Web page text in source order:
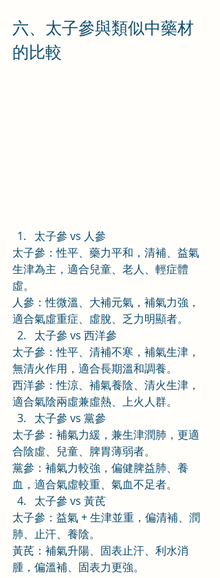
六、太子參與類似中藥材
的比較
太子參 vs 人參
太子參：性平、藥力平和，清補、益氣
生津為主，適合兒童、老人、輕症體
虛。
人參：性微溫、大補元氣，補氣力強，
適合氣虛重症、虛脫、乏力明顯者。
太子參 vs 西洋參
太子參：性平、清補不寒，補氣生津，
無清火作用，適合長期溫和調養。
西洋參：性涼、補氣養陰、清火生津，
適合氣陰兩虛兼虛熱、上火人群。
太子參 vs 黨參
太子參：補氣力緩，兼生津潤肺，更適
合陰虛、兒童、脾胃薄弱者。
黨參：補氣力較強，偏健脾益肺、養
血，適合氣虛較重、氣血不足者。
太子參 vs 黃芪
太子參：益氣 + 生津並重，偏清補、潤
肺、止汗、養陰。
黃芪：補氣升陽、固表止汗、利水消
腫，偏溫補、固表力更強。